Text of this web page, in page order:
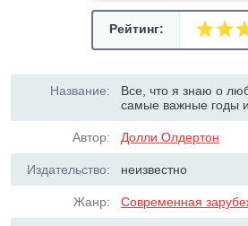
Рейтинг:
Название:
Все, что я знаю о
самые важные годы и
Автор: Долли Олдертон
Издательство: неизвестно
Жанр: Современная